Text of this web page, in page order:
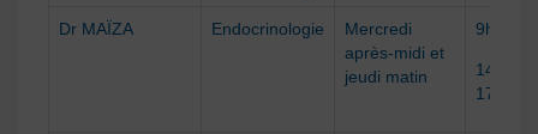
Dr MAÏZA Endocrinologie
Mercredi
après-midi et
jeudi matin
9h à
14h à
17h